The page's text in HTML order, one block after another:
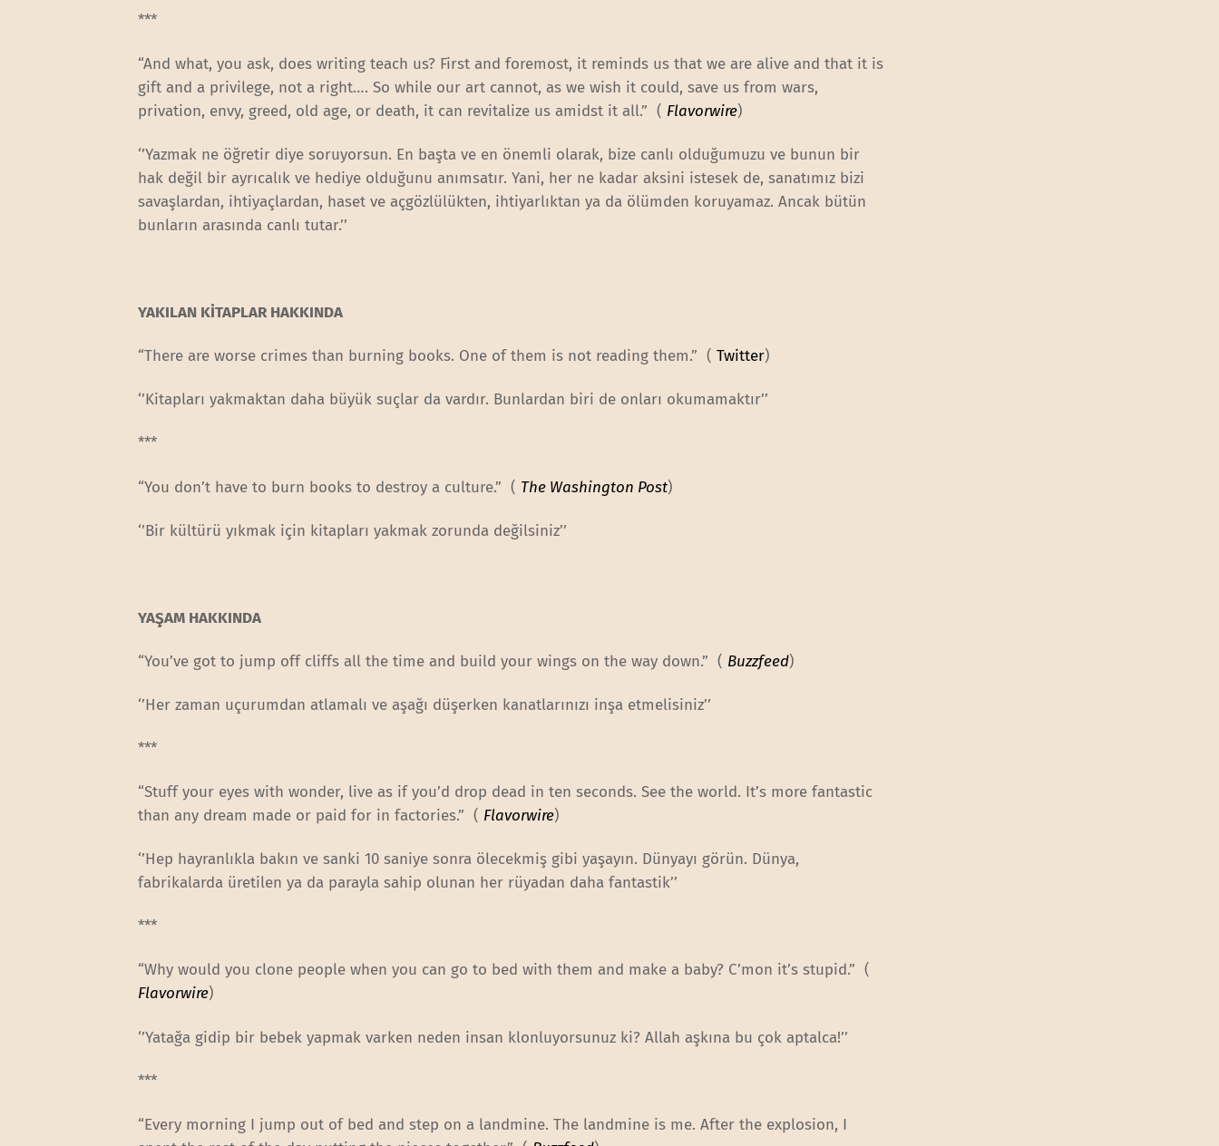
***
“And what, you ask, does writing teach us? First and foremost, it reminds us that we are alive and that it is
gift and a privilege, not a right…. So while our art cannot, as we wish it could, save us from wars,
privation, envy, greed, old age, or death, it can revitalize us amidst it all.” ( Flavorwire)
‘’Yazmak ne öğretir diye soruyorsun. En başta ve en önemli olarak, bize canlı olduğumuzu ve bunun bir
hak değil bir ayrıcalık ve hediye olduğunu anımsatır. Yani, her ne kadar aksini istesek de, sanatımız bizi
savaşlardan, ihtiyaçlardan, haset ve açgözlülükten, ihtiyarlıktan ya da ölümden koruyamaz. Ancak bütün
bunların arasında canlı tutar.’’
YAKILAN KİTAPLAR HAKKINDA
“There are worse crimes than burning books. One of them is not reading them.” (Twitter)
‘’Kitapları yakmaktan daha büyük suçlar da vardır. Bunlardan biri de onları okumamaktır’’
***
“You don’t have to burn books to destroy a culture.” ( The Washington Post)
‘’Bir kültürü yıkmak için kitapları yakmak zorunda değilsiniz’’
YAŞAM HAKKINDA
“You’ve got to jump off cliffs all the time and build your wings on the way down.” ( Buzzfeed)
‘’Her zaman uçurumdan atlamalı ve aşağı düşerken kanatlarınızı inşa etmelisiniz’’
***
“Stuff your eyes with wonder, live as if you’d drop dead in ten seconds. See the world. It’s more fantastic
than any dream made or paid for in factories.” ( Flavorwire)
‘’Hep hayranlıkla bakın ve sanki 10 saniye sonra ölecekmiş gibi yaşayın. Dünyayı görün. Dünya,
fabrikalarda üretilen ya da parayla sahip olunan her rüyadan daha fantastik’’
***
“Why would you clone people when you can go to bed with them and make a baby? C’mon it’s stupid.” (
Flavorwire)
‘’Yatağa gidip bir bebek yapmak varken neden insan klonluyorsunuz ki? Allah aşkına bu çok aptalca!’’
***
“Every morning I jump out of bed and step on a landmine. The landmine is me. After the explosion, I